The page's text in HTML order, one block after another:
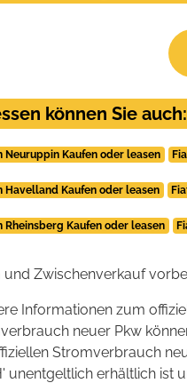
können Sie auch:
Neuruppin Kaufen oder leasen
Havelland Kaufen oder leasen
Rheinsberg Kaufen oder leasen
und Zwischenverkauf
Informationen zum
neuer Pkw
Stromverbrauch
unentgeltlich erhältlich ist